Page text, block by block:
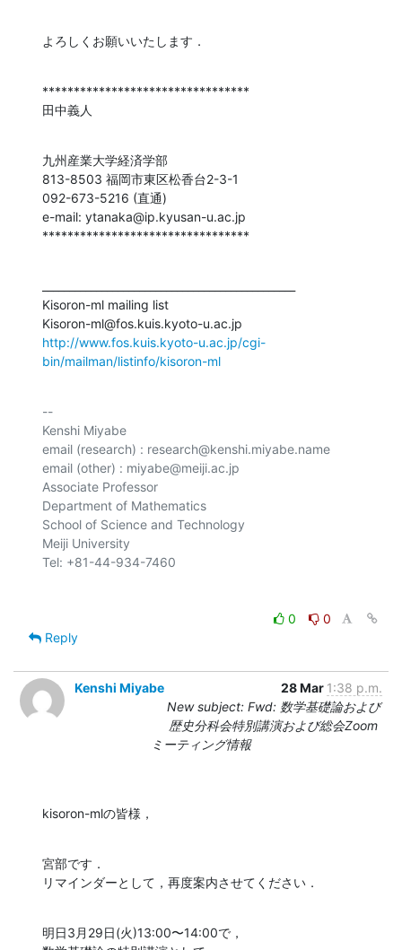
よろしくお願いいたします．
*********************************
田中義人
九州産業大学経済学部
813-8503 福岡市東区松香台2-3-1
092-673-5216 (直通)
e-mail: ytanaka@ip.kyusan-u.ac.jp
*********************************
Kisoron-ml mailing list
http://www.fos.kuis.kyoto-u.ac.jp/cgi-
bin/mailman/listinfo/kisoron-ml
--
Kenshi Miyabe
email (research) : research@kenshi.miyabe.name
email (other) : miyabe@meiji.ac.jp
Associate Professor
Department of Mathematics
School of Science and Technology
Meiji University
0
0
Reply
Kenshi Miyabe 28 Mar 1:38 p.m.
New subject: Fwd: 数学基礎論および
歴史分科会特別講演および総会Zoom
ミーティング情報
kisoron-mlの皆様，
宮部です．
リマインダーとして，再度案内させてください．
明日3月29日(火)13:00〜14:00で，